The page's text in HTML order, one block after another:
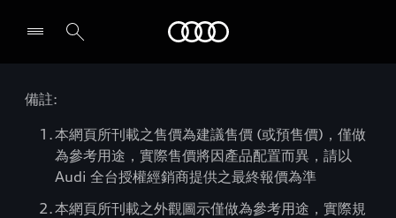
備註:
本網頁所刊載之售價為建議售價 (或預售價)，僅做
為參考用途，實際售價將因產品配置而異，請以
Audi 全台授權經銷商提供之最終報價為準
本網頁所刊載之外觀圖示僅做為參考用途，實際規